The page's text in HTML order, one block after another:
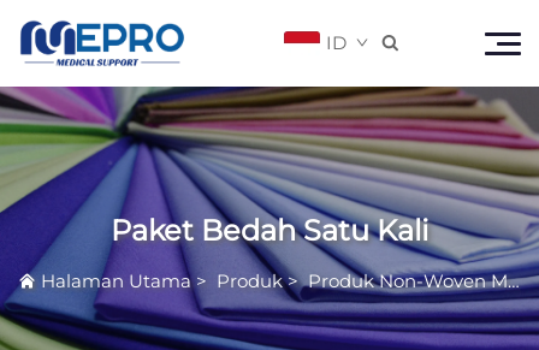
ID 
Paket Bedah Satu Kali
Halaman Utama> Produk>Produk Non-Woven Medis